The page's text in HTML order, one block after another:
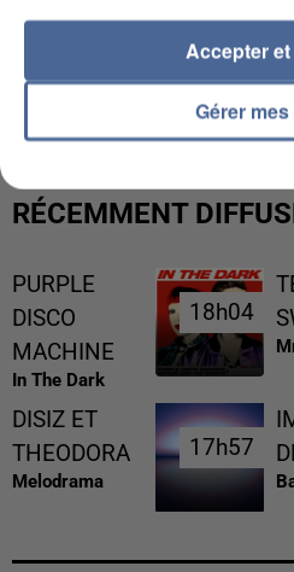
L’UN DES FONDATEURS
MAFIA INTERPELLÉ EN
RÉCEMMENT
PURPLE
DISCO
MACHINE
In The Dark
18h04
18h04
DISIZ ET
THEODORA
Melodrama
17h57
17h57
Gérer
Accepter